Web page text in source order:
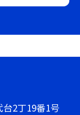
台2丁19番1号